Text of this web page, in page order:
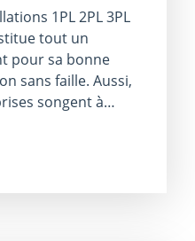
1PL 2PL 3PL
tout un
pour sa bonne
sans faille. Aussi,
songent à…